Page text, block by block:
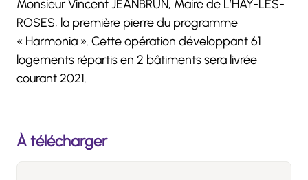
Monsieur Vincent JEANBRUN, Maire de L’HAY-LES-
ROSES, la première pierre du programme
« Harmonia ». Cette opération développant 61
logements répartis en 2 bâtiments sera livrée
courant 2021.
À télécharger